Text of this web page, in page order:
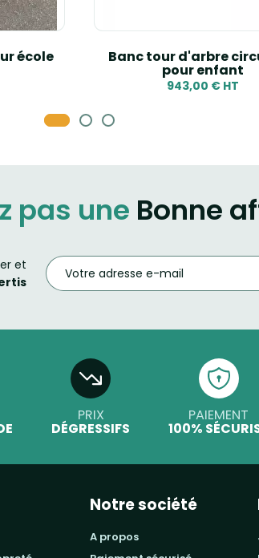
école Banc tour d'arbre
pour enfant
943,00 € HT
pas une Bonne
et
PRIX
DÉGRESSIFS
PAIEMENT
100%
Notre société
a propos